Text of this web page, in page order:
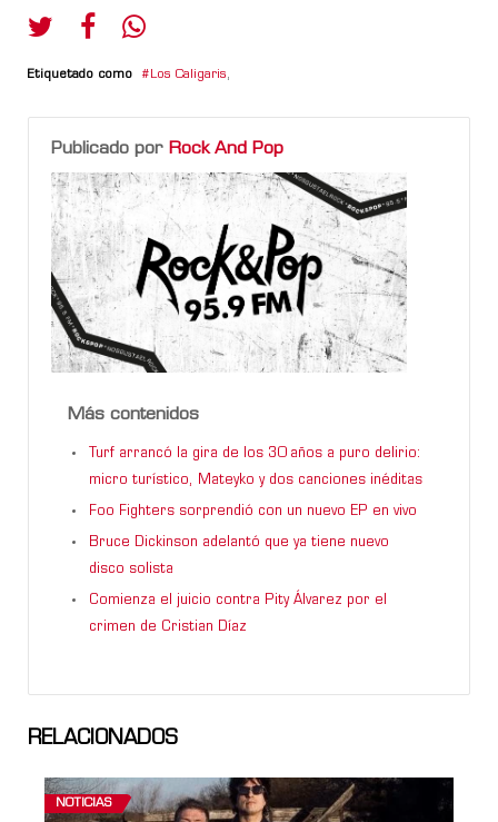
Etiquetado como Los Caligaris,
Publicado por Rock And Pop
Más contenidos
Turf arrancó la gira de los 30 años a puro delirio:
micro turístico, Mateyko y dos canciones inéditas
Foo Fighters sorprendió con un nuevo EP en vivo
Bruce Dickinson adelantó que ya tiene nuevo
disco solista
Comienza el juicio contra Pity Álvarez por el
crimen de Cristian Díaz
RELACIONADOS
NOTICIAS